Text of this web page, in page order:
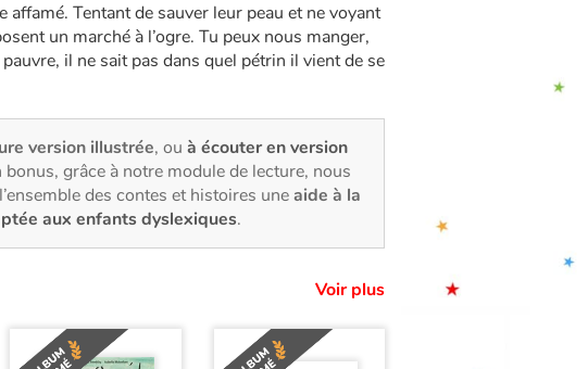
Tentant de sauver leur peau et ne voyant
un marché à l’ogre. Tu peux nous manger,
il ne sait pas dans quel pétrin il vient de se
version illustrée, ou à écouter en version
grâce à notre module de lecture, nous
des contes et histoires uneaide à la
aux enfants dyslexiques.
Voir plus